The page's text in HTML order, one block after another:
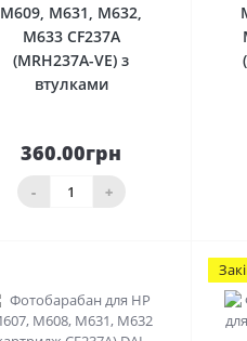
M609, M631, M632,
M633 CF237A
(MRH237A-VE) з
втулками
360.00грн
- +
До
кошика